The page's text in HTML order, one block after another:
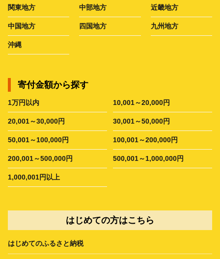
関東地方 中部地方 近畿地方
中国地方 四国地方 九州地方
沖縄
寄付金額から探す
1万円以内 10,001～20,000円
20,001～30,000円 30,001～50,000円
50,001～100,000円 100,001～200,000円
200,001～500,000円 500,001～1,000,000円
1,000,001円以上
はじめての方はこちら
はじめてのふるさと納税